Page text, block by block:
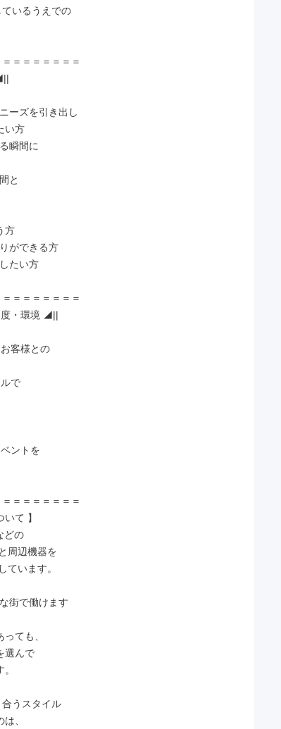
いるうえでの
＝＝＝＝＝＝＝
ーズを引き出し
瞬間に
と
ができる方
たい方
＝＝＝＝＝＝＝
・環境 ◢||
客様との
で
ントを
＝＝＝＝＝＝＝
て 】
どの
周辺機器を
ています。
街で働けます
うスタイル